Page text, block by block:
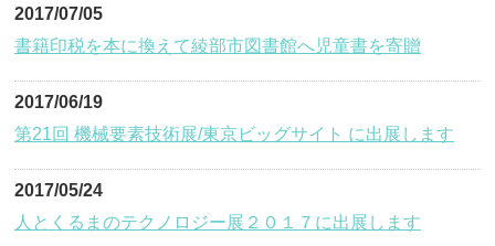
2017/07/05
書籍印税を本に換えて綾部市図書館へ児童書を寄贈
2017/06/19
第21回 機械要素技術展/東京ビッグサイト に出展します
2017/05/24
人とくるまのテクノロジー展２０１７に出展します